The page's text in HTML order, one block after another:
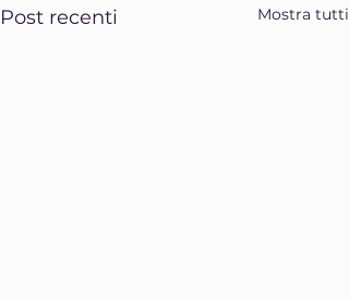
Post recenti Mostra tutti